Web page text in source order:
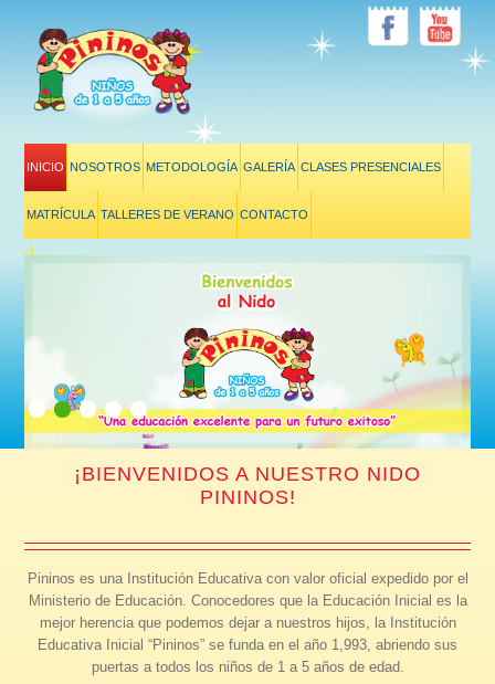
INICIO NOSOTROS METODOLOGÍA GALERÍA CLASES PRESENCIALES
MATRÍCULA TALLERES DE VERANO CONTACTO
¡BIENVENIDOS A NUESTRO NIDO
PININOS!
Pininos es una Institución Educativa con valor oficial expedido por el
Ministerio de Educación. Conocedores que la Educación Inicial es la
mejor herencia que podemos dejar a nuestros hijos, la Institución
Educativa Inicial “Pininos” se funda en el año 1,993, abriendo sus
puertas a todos los niños de 1 a 5 años de edad.